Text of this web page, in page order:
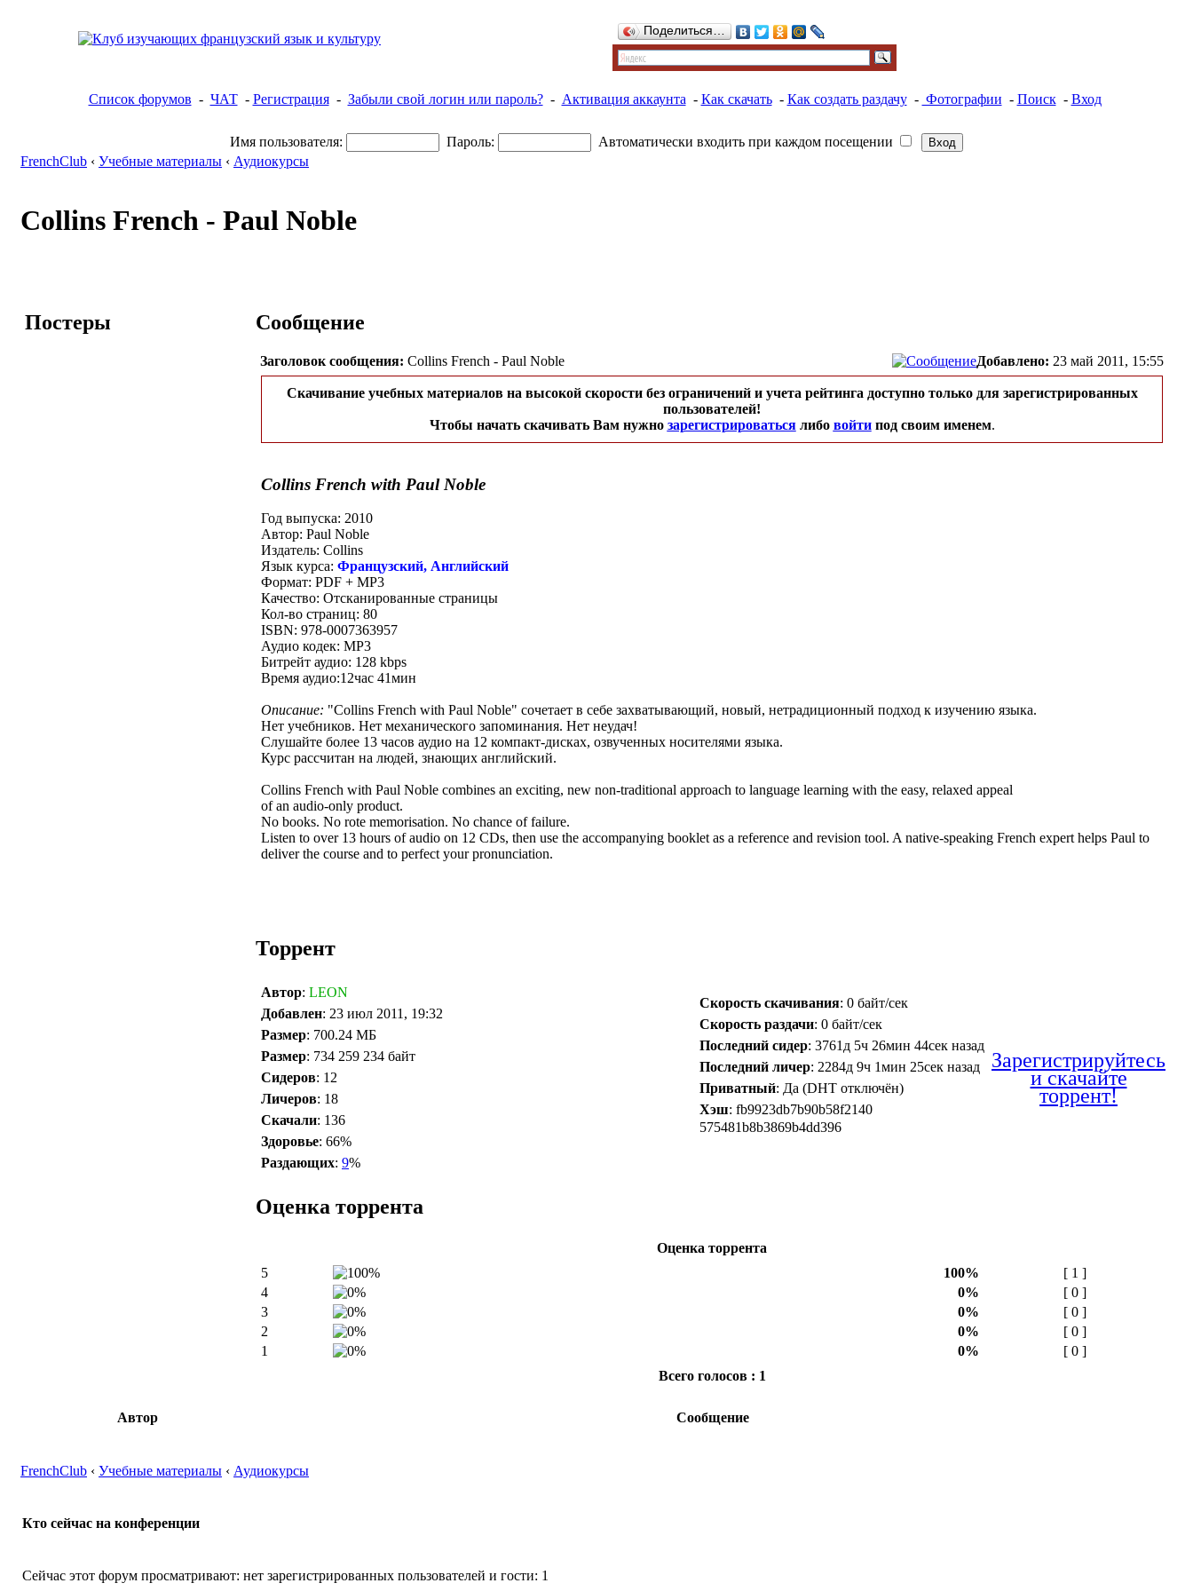
Поделиться…
Список форумов - ЧАТ- Регистрация- Забыли свой логин или пароль?- Активация аккаунта - Как скачать- Как создать раздачу- Фотографии - Поиск- Вход
Имя пользователя: Пароль:
Автоматически входить при каждом посещении
FrenchClub ‹ Учебные материалы ‹ Аудиокурсы
Collins French - Paul Noble
Постеры Сообщение
Заголовок сообщения: Collins French - Paul Noble Добавлено: 23 май 2011, 15:55
Скачивание учебных материалов на высокой скорости без ограничений и учета рейтинга доступно только для зарегистрированных
пользователей!
Чтобы начать скачивать Вам нужно зарегистрироватьсялибо войтипод своим именем.
Collins French with Paul Noble
Год выпуска: 2010
Автор: Paul Noble
Издатель: Collins
Язык курса: Французский, Английский
Формат: PDF + MP3
Качество: Отсканированные страницы
Кол-во страниц: 80
ISBN: 978-0007363957
Аудио кодек: MP3
Битрейт аудио: 128 kbps
Время аудио:12час 41мин
Описание: "Collins French with Paul Noble" cочетает в себе захватывающий, новый, нетрадиционный подход к изучению языка.
Нет учебников. Нет механического запоминания. Нет неудач!
Слушайте более 13 часов аудио на 12 компакт-дисках, озвученных носителями языка.
Курс рассчитан на людей, знающих английский.
Collins French with Paul Noble combines an exciting, new non-traditional approach to language learning with the easy, relaxed appeal
of an audio-only product.
No books. No rote memorisation. No chance of failure.
Listen to over 13 hours of audio on 12 CDs, then use the accompanying booklet as a reference and revision tool. A native-speaking French expert helps Paul to
deliver the course and to perfect your pronunciation.
Торрент
Автор: LEON
Добавлен: 23 июл 2011, 19:32
Размер: 700.24 МБ
Размер: 734 259 234 байт
Сидеров: 12
Личеров: 18
Скачали: 136
Здоровье: 66%
Раздающих: 9%
Скорость скачивания: 0 байт/сек
Скорость раздачи: 0 байт/сек
Последний сидер: 3761д 5ч 26мин 44сек назад
Последний личер: 2284д 9ч 1мин 25сек назад
Приватный: Да (DHT отключён)
Хэш: fb9923db7b90b58f2140
575481b8b3869b4dd396
Зарегистрируйтесь
и скачайте
торрент!
Оценка торрента
Оценка торрента
5
100%
[ 1 ]
4
0%
[ 0 ]
3
0%
[ 0 ]
2
0%
[ 0 ]
1
0%
[ 0 ]
Всего голосов : 1
Автор Сообщение
FrenchClub ‹ Учебные материалы ‹ Аудиокурсы
Кто сейчас на конференции
Сейчас этот форум просматривают: нет зарегистрированных пользователей и гости: 1